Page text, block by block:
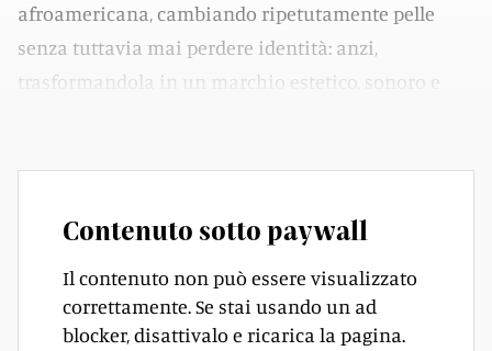
afroamericana, cambiando ripetutamente pelle
senza tuttavia mai perdere identità: anzi,
trasformandola in un marchio estetico, sonoro e
Contenuto sotto paywall
Il contenuto non può essere visualizzato
correttamente. Se stai usando un ad
blocker, disattivalo e ricarica la pagina.